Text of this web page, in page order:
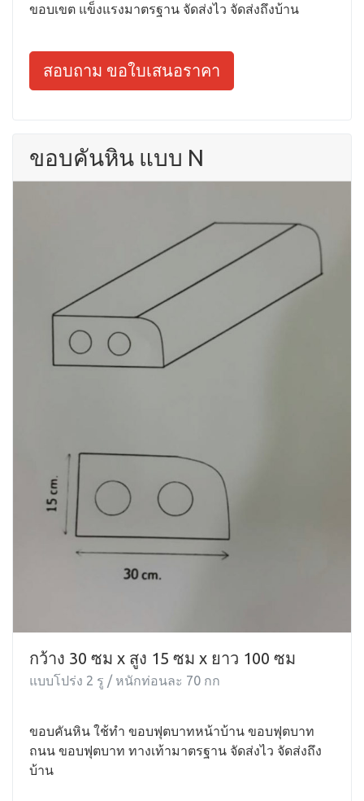
ขอบเขต แข็งแรงมาตรฐาน จัดส่งไว จัดส่งถึงบ้าน
สอบถาม ขอใบเสนอราคา
ขอบคันหิน แบบ N
กว้าง 30 ซม x สูง 15 ซม x ยาว 100 ซม
แบบโปร่ง 2 รู / หนักท่อนละ 70 กก
ขอบคันหิน ใช้ทำ ขอบฟุตบาทหน้าบ้าน ขอบฟุตบาท
ถนน ขอบฟุตบาท ทางเท้ามาตรฐาน จัดส่งไว จัดส่งถึง
บ้าน